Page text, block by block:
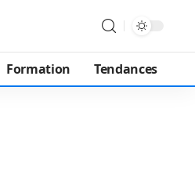
Formation Tendances